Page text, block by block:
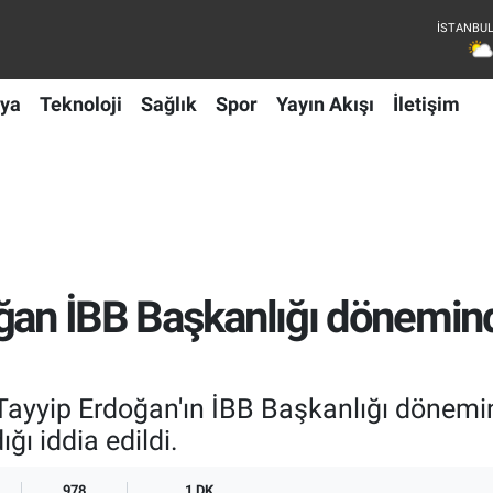
Teknoloji Sağlık Spor Yayın Akışı İletişim
İBB Başkanlığı
Erdoğan'ın İBB Başkanlığı
iddia edildi.